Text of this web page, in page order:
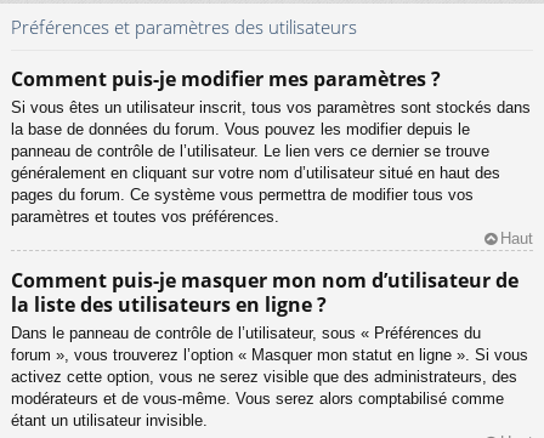
Préférences et paramètres des utilisateurs
Comment puis-je modifier mes paramètres ?
Si vous êtes un utilisateur inscrit, tous vos paramètres sont stockés dans
la base de données du forum. Vous pouvez les modifier depuis le
panneau de contrôle de l’utilisateur. Le lien vers ce dernier se trouve
généralement en cliquant sur votre nom d’utilisateur situé en haut des
pages du forum. Ce système vous permettra de modifier tous vos
paramètres et toutes vos préférences.
Haut
Comment puis-je masquer mon nom d’utilisateur de
la liste des utilisateurs en ligne ?
Dans le panneau de contrôle de l’utilisateur, sous « Préférences du
forum », vous trouverez l’option « Masquer mon statut en ligne ». Si vous
activez cette option, vous ne serez visible que des administrateurs, des
modérateurs et de vous-même. Vous serez alors comptabilisé comme
étant un utilisateur invisible.